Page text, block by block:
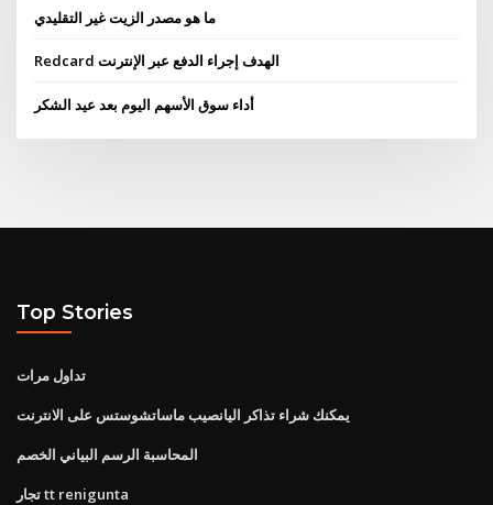
ما هو مصدر الزيت غير التقليدي
Redcard الهدف إجراء الدفع عبر الإنترنت
أداء سوق الأسهم اليوم بعد عيد الشكر
Top Stories
تداول مرات
يمكنك شراء تذاكر اليانصيب ماساتشوستس على الانترنت
المحاسبة الرسم البياني الخصم
تجار tt renigunta